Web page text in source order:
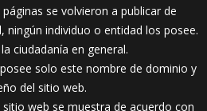
se volvieron a publicar de
ningún individuo o entidad los posee.
ciudadanía en general.
solo este nombre de dominio y
del sitio web.
web se muestra de acuerdo con